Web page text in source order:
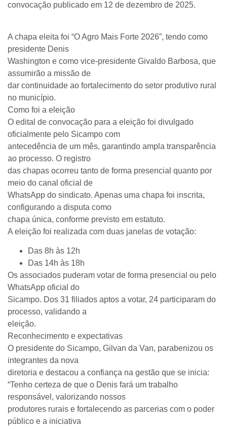
convocação publicado em 12 de dezembro de 2025.
A chapa eleita foi “O Agro Mais Forte 2026”, tendo como
presidente Denis
Washington e como vice-presidente Givaldo Barbosa, que
assumirão a missão de
dar continuidade ao fortalecimento do setor produtivo rural
no município.
Como foi a eleição
O edital de convocação para a eleição foi divulgado
oficialmente pelo Sicampo com
antecedência de um mês, garantindo ampla transparência
ao processo. O registro
das chapas ocorreu tanto de forma presencial quanto por
meio do canal oficial de
WhatsApp do sindicato. Apenas uma chapa foi inscrita,
configurando a disputa como
chapa única, conforme previsto em estatuto.
A eleição foi realizada com duas janelas de votação:
Das 8h às 12h
Das 14h às 18h
Os associados puderam votar de forma presencial ou pelo
WhatsApp oficial do
Sicampo. Dos 31 filiados aptos a votar, 24 participaram do
processo, validando a
eleição.
Reconhecimento e expectativas
O presidente do Sicampo, Gilvan da Van, parabenizou os
integrantes da nova
diretoria e destacou a confiança na gestão que se inicia:
“Tenho certeza de que o Denis fará um trabalho
responsável, valorizando nossos
produtores rurais e fortalecendo as parcerias com o poder
público e a iniciativa